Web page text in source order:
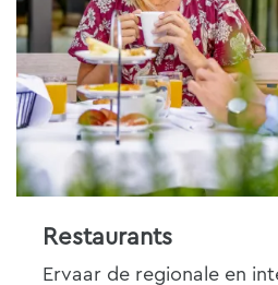
Restaurants
Ervaar de regionale en